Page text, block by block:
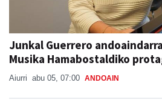
Junkal Guerrero
Musika Hamabostaldiko
Aiurri abu 05, 07:00 ANDOAIN